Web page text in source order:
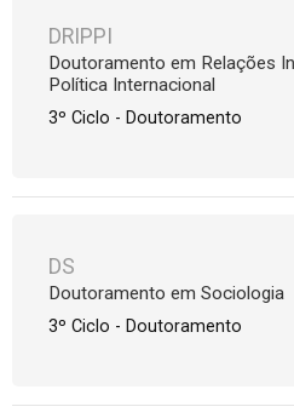
DRIPPI
Doutoramento em Relações
Política Internacional
3º Ciclo - Doutoramento
DS
Doutoramento em Sociologia
3º Ciclo - Doutoramento